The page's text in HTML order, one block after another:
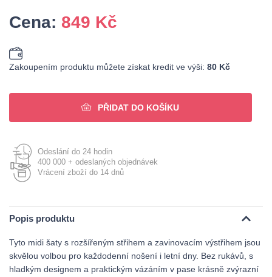
Cena: 849 Kč
Zakoupením produktu můžete získat kredit ve výši: 80 Kč
PŘIDAT DO KOŠÍKU
Odeslání do 24 hodin
400 000 + odeslaných objednávek
Vrácení zboží do 14 dnů
Popis produktu
Tyto midi šaty s rozšířeným střihem a zavinovacím výstřihem jsou
skvělou volbou pro každodenní nošení i letní dny. Bez rukávů, s
hladkým designem a praktickým vázáním v pase krásně zvýrazní